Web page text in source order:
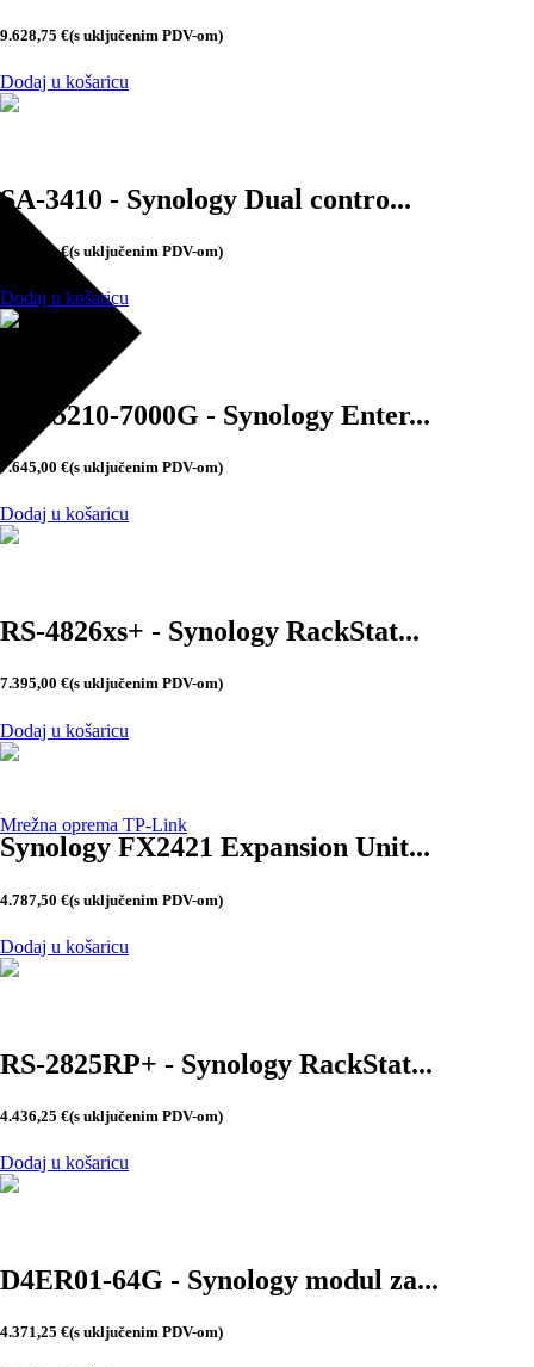
Mrežna oprema TP-Link
9.628,75 €(s uključenim PDV-om)
Dodaj u košaricu
SA-3410 - Synology Dual contro...
9.080,00€(s uključenim PDV-om)
Dodaj u košaricu
SAT5210-7000G - Synology Enter...
7.645,00 €(s uključenim PDV-om)
Dodaj u košaricu
RS-4826xs+ - Synology RackStat...
7.395,00 €(s uključenim PDV-om)
Dodaj u košaricu
Synology FX2421 Expansion Unit...
4.787,50 €(s uključenim PDV-om)
Dodaj u košaricu
RS-2825RP+ - Synology RackStat...
4.436,25 €(s uključenim PDV-om)
Dodaj u košaricu
D4ER01-64G - Synology modul za...
4.371,25 €(s uključenim PDV-om)